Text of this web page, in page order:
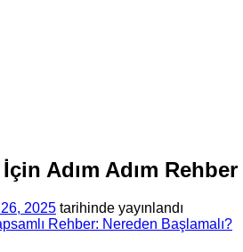
Adım Adım Rehber
2025 tarihinde yayınlandı